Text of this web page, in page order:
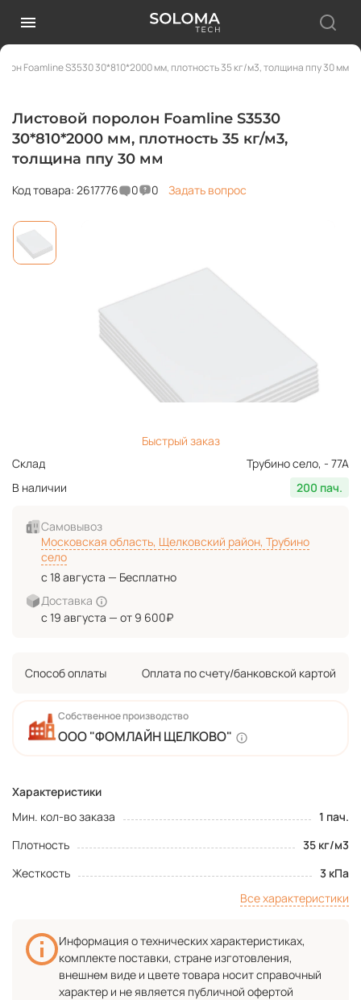
Foamline S3530 30*810*2000 мм, плотность 35 кг/м3, толщина ппу 30 мм
Листовой поролон Foamline S3530
30*810*2000 мм, плотность 35 кг/м3,
толщина ппу 30 мм
Код товара: 2617776 0 0 Задать вопрос
Характеристики
Мин. кол-во заказа
1 пач.
Плотность
35 кг/м3
Жесткость
3 кПа
Все характеристики
Собственное производство
ООО "ФОМЛАЙН ЩЕЛКОВО"
Быстрый заказ
Склад
Трубино село, - 77А
В наличии
200 пач.
Самовывоз
Московская область, Щелковский район, Трубино
село
с 18 августа — Бесплатно
Доставка
с 19 августа — от 9 600₽
Способ оплаты Оплата по счету/банковской картой
Информация о технических характеристиках,
комплекте поставки, стране изготовления,
внешнем виде и цвете товара носит справочный
характер и не является публичной офертой